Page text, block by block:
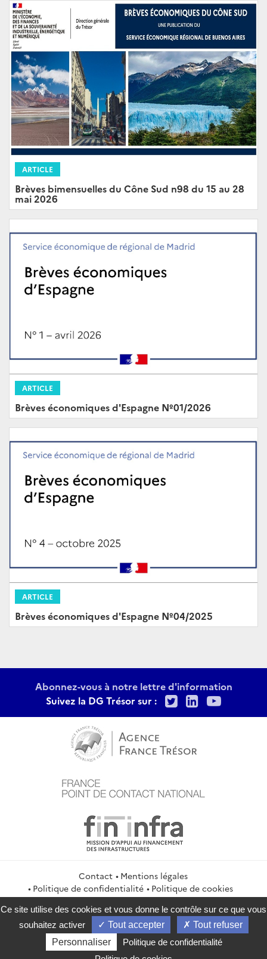
ARTICLE
Brèves bimensuelles du Cône Sud n98 du 15 au 28
mai 2026
ARTICLE
Brèves économiques d'Espagne Nº01/2026
ARTICLE
Brèves économiques d'Espagne Nº04/2025
Abonnez-vous à notre lettre d'information
Suivez la DG Trésor sur :
TwitterLinkedIn
Contact
Mentions légales
Politique de confidentialité
Politique de cookies
Gestion des cookies
Flux RSS
service-public.gouv.fr
legifrance.gouv.fr
info.gouv.fr
data.gouv.fr
2026 Direction générale du Trésor
Ce site utilise des cookies et vous donne le contrôle sur ce que vous
souhaitez activer
Tout accepter
Tout refuser
Personnaliser
Politique de confidentialité